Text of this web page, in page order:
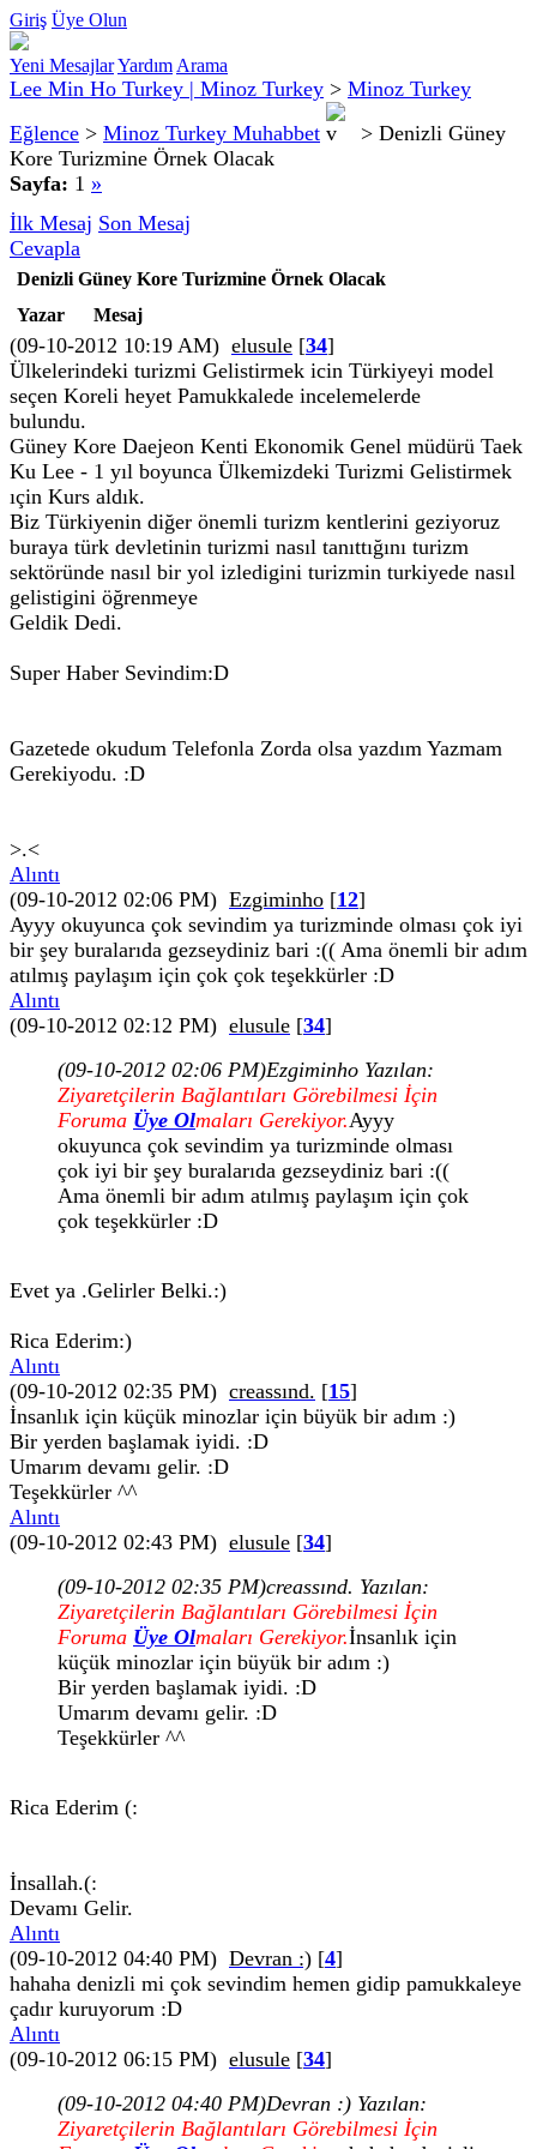
Giriş Üye Olun
Yeni MesajlarYardım Arama
Lee Min Ho Turkey | Minoz Turkey > Minoz Turkey
Eğlence > Minoz Turkey Muhabbet > Denizli Güney
Kore Turizmine Örnek Olacak
Sayfa: 1 »
İlk Mesaj Son Mesaj
Cevapla
Denizli Güney Kore Turizmine Örnek Olacak
Yazar
Mesaj
(09-10-2012 10:19 AM) elusule [34]
Ülkelerindeki turizmi Gelistirmek icin Türkiyeyi model
seçen Koreli heyet Pamukkalede incelemelerde
bulundu.
Güney Kore Daejeon Kenti Ekonomik Genel müdürü Taek
Ku Lee - 1 yıl boyunca Ülkemizdeki Turizmi Gelistirmek
ıçin Kurs aldık.
Biz Türkiyenin diğer önemli turizm kentlerini geziyoruz
buraya türk devletinin turizmi nasıl tanıttığını turizm
sektöründe nasıl bir yol izledigini turizmin turkiyede nasıl
gelistigini öğrenmeye
Geldik Dedi.
Super Haber Sevindim:D
Gazetede okudum Telefonla Zorda olsa yazdım Yazmam
Gerekiyodu. :D
>.<
Alıntı
(09-10-2012 02:06 PM) Ezgiminho [12]
Ayyy okuyunca çok sevindim ya turizminde olması çok iyi
bir şey buralarıda gezseydiniz bari :(( Ama önemli bir adım
atılmış paylaşım için çok çok teşekkürler :D
Alıntı
(09-10-2012 02:12 PM) elusule [34]
(09-10-2012 02:06 PM)Ezgiminho Yazılan:
Ziyaretçilerin Bağlantıları Görebilmesi İçin
Foruma Üye Olmaları Gerekiyor.Ayyy
okuyunca çok sevindim ya turizminde olması
çok iyi bir şey buralarıda gezseydiniz bari :((
Ama önemli bir adım atılmış paylaşım için çok
çok teşekkürler :D
Evet ya .Gelirler Belki.:)
Rica Ederim:)
Alıntı
(09-10-2012 02:35 PM) creassınd. [15]
İnsanlık için küçük minozlar için büyük bir adım :)
Bir yerden başlamak iyidi. :D
Umarım devamı gelir. :D
Teşekkürler ^^
Alıntı
(09-10-2012 02:43 PM) elusule [34]
(09-10-2012 02:35 PM)creassınd. Yazılan:
Ziyaretçilerin Bağlantıları Görebilmesi İçin
Foruma Üye Olmaları Gerekiyor.İnsanlık için
küçük minozlar için büyük bir adım :)
Bir yerden başlamak iyidi. :D
Umarım devamı gelir. :D
Teşekkürler ^^
Rica Ederim (:
İnsallah.(:
Devamı Gelir.
Alıntı
(09-10-2012 04:40 PM) Devran :) [4]
hahaha denizli mi çok sevindim hemen gidip pamukkaleye
çadır kuruyorum :D
Alıntı
(09-10-2012 06:15 PM) elusule [34]
(09-10-2012 04:40 PM)Devran :) Yazılan:
Ziyaretçilerin Bağlantıları Görebilmesi İçin